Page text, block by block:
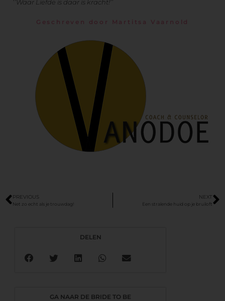
DELEN
GA NAAR DE BRIDE TO BE
‘’Waar Liefde is daar is kracht!’’
Geschreven door Martitsa Vaarnold
PREVIOUS
Net zo echt als je trouwdag!
NEXT
Een stralende huid op je bruiloft